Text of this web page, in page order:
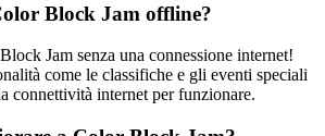
Block Jam offline?
Jam senza una connessione internet!
come le classifiche e gli eventi speciali
connettività internet per funzionare.